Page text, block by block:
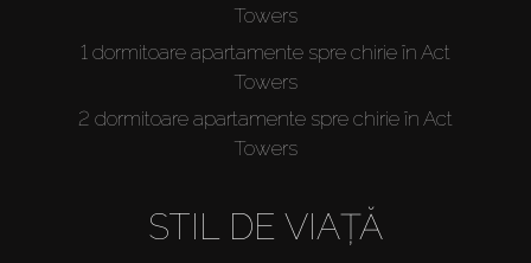
Towers
1 dormitoare apartamente spre chirie în Act
Towers
2 dormitoare apartamente spre chirie în Act
Towers
STIL DE VIAȚĂ